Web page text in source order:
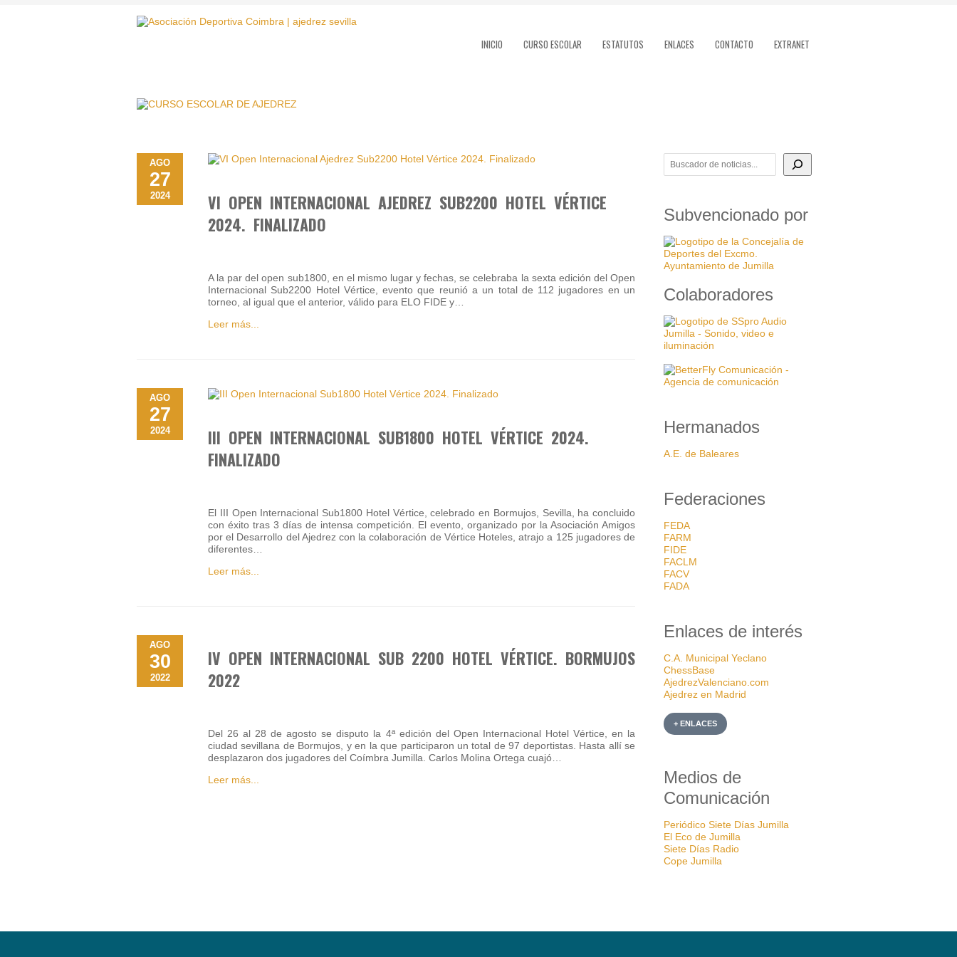
INICIO CURSO ESCOLAR ESTATUTOS ENLACES CONTACTO EXTRANET
AGO
27
2024
VI OPEN INTERNACIONAL AJEDREZ SUB2200 HOTEL VÉRTICE
2024. FINALIZADO
A la par del open sub1800, en el mismo lugar y fechas, se celebraba la sexta edición del Open
Internacional Sub2200 Hotel Vértice, evento que reunió a un total de 112 jugadores en un
torneo, al igual que el anterior, válido para ELO FIDE y…
Leer más...
AGO
27
2024
III OPEN INTERNACIONAL SUB1800 HOTEL VÉRTICE 2024.
FINALIZADO
El III Open Internacional Sub1800 Hotel Vértice, celebrado en Bormujos, Sevilla, ha concluido
con éxito tras 3 días de intensa competición. El evento, organizado por la Asociación Amigos
por el Desarrollo del Ajedrez con la colaboración de Vértice Hoteles, atrajo a 125 jugadores de
diferentes…
Leer más...
AGO
30
2022
IV OPEN INTERNACIONAL SUB 2200 HOTEL VÉRTICE. BORMUJOS
2022
Del 26 al 28 de agosto se disputo la 4ª edición del Open Internacional Hotel Vértice, en la
ciudad sevillana de Bormujos, y en la que participaron un total de 97 deportistas. Hasta allí se
desplazaron dos jugadores del Coímbra Jumilla. Carlos Molina Ortega cuajó…
Leer más...
BUSCADOR DE NOTICIAS
Subvencionado por
Colaboradores
Hermanados
A.E. de Baleares
Federaciones
FEDA
FARM
FIDE
FACLM
FACV
FADA
Enlaces de interés
C.A. Municipal Yeclano
ChessBase
AjedrezValenciano.com
Ajedrez en Madrid
+ ENLACES
Medios de
Comunicación
Periódico Siete Días Jumilla
El Eco de Jumilla
Siete Días Radio
Cope Jumilla